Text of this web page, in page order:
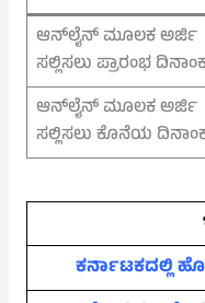
ಆನ್‌ಲೈನ್ ಮೂಲಕ ಅರ್ಜಿ
ಸಲ್ಲಿಸಲು ಪ್ರಾರಂಭ
ಆನ್‌ಲೈನ್ ಮೂಲಕ ಅರ್ಜಿ
ಸಲ್ಲಿಸಲು ಕೊನೆಯ
ಕರ್ನಾಟಕದಲ್ಲಿ